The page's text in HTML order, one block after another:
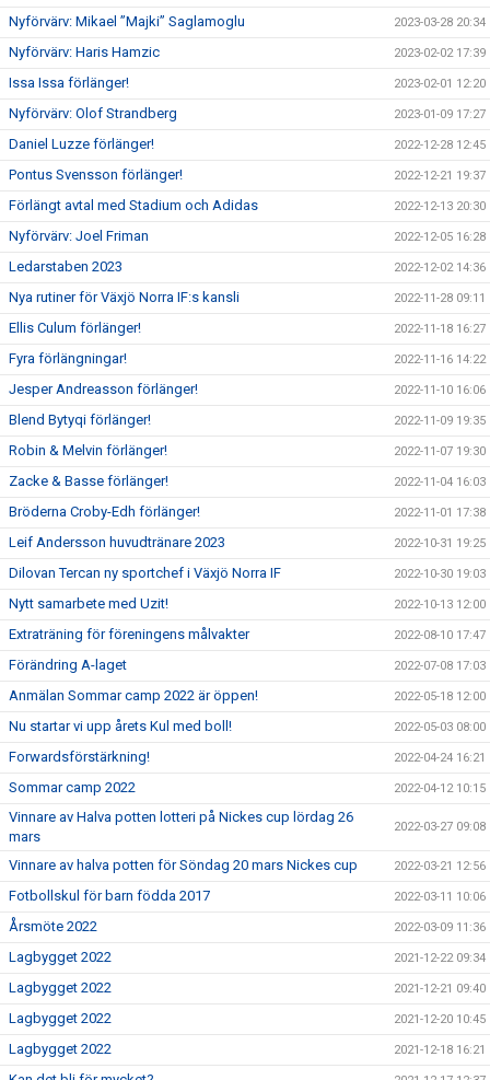
Nyförvärv: Mikael ”Majki” Saglamoglu 2023-03-28 20:34
Nyförvärv: Haris Hamzic 2023-02-02 17:39
Issa Issa förlänger! 2023-02-01 12:20
Nyförvärv: Olof Strandberg 2023-01-09 17:27
Daniel Luzze förlänger! 2022-12-28 12:45
Pontus Svensson förlänger! 2022-12-21 19:37
Förlängt avtal med Stadium och Adidas 2022-12-13 20:30
Nyförvärv: Joel Friman 2022-12-05 16:28
Ledarstaben 2023 2022-12-02 14:36
Nya rutiner för Växjö Norra IF:s kansli 2022-11-28 09:11
Ellis Culum förlänger! 2022-11-18 16:27
Fyra förlängningar! 2022-11-16 14:22
Jesper Andreasson förlänger! 2022-11-10 16:06
Blend Bytyqi förlänger! 2022-11-09 19:35
Robin & Melvin förlänger! 2022-11-07 19:30
Zacke & Basse förlänger! 2022-11-04 16:03
Bröderna Croby-Edh förlänger! 2022-11-01 17:38
Leif Andersson huvudtränare 2023 2022-10-31 19:25
Dilovan Tercan ny sportchef i Växjö Norra IF 2022-10-30 19:03
Nytt samarbete med Uzit! 2022-10-13 12:00
Extraträning för föreningens målvakter 2022-08-10 17:47
Förändring A-laget 2022-07-08 17:03
Anmälan Sommar camp 2022 är öppen! 2022-05-18 12:00
Nu startar vi upp årets Kul med boll! 2022-05-03 08:00
Forwardsförstärkning! 2022-04-24 16:21
Sommar camp 2022 2022-04-12 10:15
Vinnare av Halva potten lotteri på Nickes cup lördag 26
mars
2022-03-27 09:08
Vinnare av halva potten för Söndag 20 mars Nickes cup 2022-03-21 12:56
Fotbollskul för barn födda 2017 2022-03-11 10:06
Årsmöte 2022 2022-03-09 11:36
Lagbygget 2022 2021-12-22 09:34
Lagbygget 2022 2021-12-21 09:40
Lagbygget 2022 2021-12-20 10:45
Lagbygget 2022 2021-12-18 16:21